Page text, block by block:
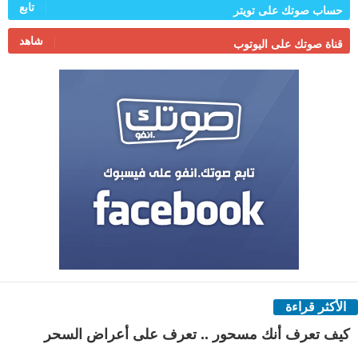
حساب صوتك على تويتر تابع
قناة صوتك على اليوتوب شاهد
الأكثر قراءة
كيف تعرف أنك مسحور .. تعرف على أعراض السحر